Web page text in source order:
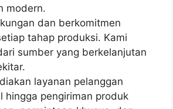
modern.
dan berkomitmen
tahap produksi. Kami
sumber yang berkelanjutan
layanan pelanggan
hingga pengiriman produk